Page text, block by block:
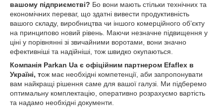
вашому підприємстві? Бо вони мають стільки технічних та
економічних переваг, що здатні вивести продуктивність
вашого складу, виробництва чи іншого комерційного об’єкту
на принципово новий рівень. Маючи незначне підвищення у
ціні у порівнянні зі звичайними воротами, вони значно
ефективніші та надійніші, тож швидко окупаються.
Компанія Parkan Ua є офіційним партнером Efafleх в
Україні, тож має необхідні компетенції, аби запропонувати
вам найкращі рішення саме для вашої галузі. Ми підберемо
оптимальну комплектацію, оперативно розрахуємо вартість
та надамо необхідні документи.